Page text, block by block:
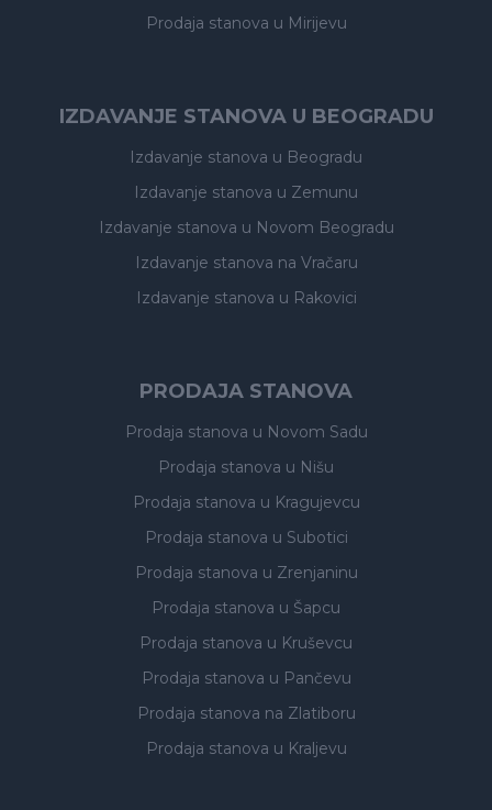
Prodaja stanova u Mirijevu
IZDAVANJE STANOVA U BEOGRADU
Izdavanje stanova u Beogradu
Izdavanje stanova u Zemunu
Izdavanje stanova u Novom Beogradu
Izdavanje stanova na Vračaru
Izdavanje stanova u Rakovici
PRODAJA STANOVA
Prodaja stanova u Novom Sadu
Prodaja stanova u Nišu
Prodaja stanova u Kragujevcu
Prodaja stanova u Subotici
Prodaja stanova u Zrenjaninu
Prodaja stanova u Šapcu
Prodaja stanova u Kruševcu
Prodaja stanova u Pančevu
Prodaja stanova na Zlatiboru
Prodaja stanova u Kraljevu